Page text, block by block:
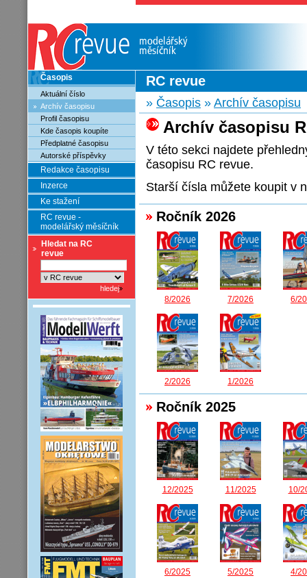
Časopis
Aktuální číslo
Archív časopisu
Profil časopisu
Kde časopis koupíte
Předplatné časopisu
Autorské příspěvky
Redakce časopisu
Inzerce
Ke stažení
RC revue -
modelářský měsíčník
Hledat na RC
revue
RC revue
» Časopis » Archív časopisu
Archív časopisu
V této sekci najdete
časopisu RC revue.
Starší čísla můžete koupit v
Ročník 2026
8/2026 7/2026 6/
2/2026 1/2026
Ročník 2025
12/2025 11/2025 10/
6/2025 5/2025 4/